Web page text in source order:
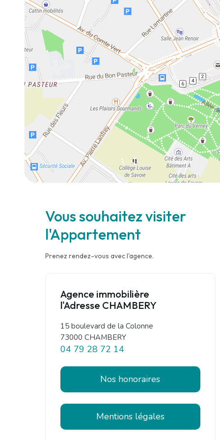
Vous souhaitez visiter
l'Appartement
Prenez rendez-vous avec l'agence.
Agence immobilière
l'Adresse CHAMBERY
15 boulevard de la Colonne
73000 CHAMBERY
04 79 28 72 14
Nos honoraires
Mentions légales